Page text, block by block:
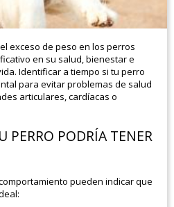
exceso de peso en los perros
en su salud, bienestar e
Identificar a tiempo si tu perro
para evitar problemas de salud
articulares, cardíacas o
PERRO PODRÍA TENER
pueden indicar que